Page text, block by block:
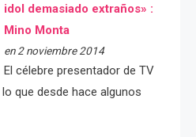
idol demasiado extraños» :
Mino Monta
en 2 noviembre 2014
El célebre presentador de TV
que desde hace algunos